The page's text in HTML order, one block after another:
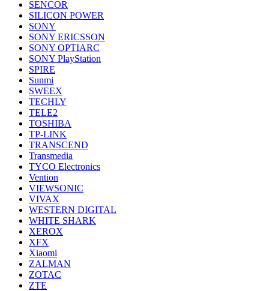
SENCOR
SILICON POWER
SONY
SONY ERICSSON
SONY OPTIARC
SONY PlayStation
SPIRE
Sunmi
SWEEX
TECHLY
TELE2
TOSHIBA
TP-LINK
TRANSCEND
Transmedia
TYCO Electronics
Vention
VIEWSONIC
VIVAX
WESTERN DIGITAL
WHITE SHARK
XEROX
XFX
Xiaomi
ZALMAN
ZOTAC
ZTE